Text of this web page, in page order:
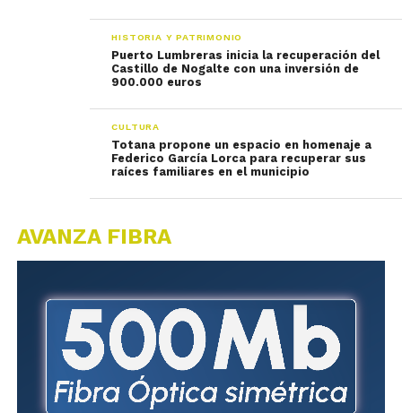
HISTORIA Y PATRIMONIO
Puerto Lumbreras inicia la recuperación del
Castillo de Nogalte con una inversión de
900.000 euros
CULTURA
Totana propone un espacio en homenaje a
Federico García Lorca para recuperar sus
raíces familiares en el municipio
AVANZA FIBRA